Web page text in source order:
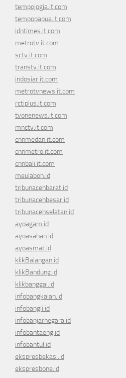
tempojogja.it.com
tempopapua.it.com
idntimes.it.com
metrotv.it.com
sctv.it.com
transtv.it.com
indosiar.it.com
metrotvnews.it.com
rctiplus.it.com
tvonenews.it.com
mnctv.it.com
cnnmedan.it.com
cnnmetro.it.com
cnnbali.it.com
meulaboh.id
tribunacehbarat.id
tribunacehbesar.id
tribunacehselatan.id
ayoagam.id
ayoasahan.id
ayoasmat.id
klikBalangan.id
klikBandung.id
klikbanggai.id
infobangkalan.id
infobangli.id
infobanjarnegara.id
infobantaeng.id
infobantul.id
ekspresbekasi.id
ekspresbone.id